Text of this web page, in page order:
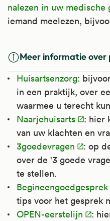
nalezen in uw medische
iemand meelezen,
Meer informatie
Huisartsenzorg:
in een praktijk, over
waarmee u terecht
Naarjehuisarts
: hier
van uw klachten en
3goedevragen
: op
over de '3 goede
te stellen.
Begineengoedgesprek
tips voor het gesprek
OPEN-eerstelijn
: